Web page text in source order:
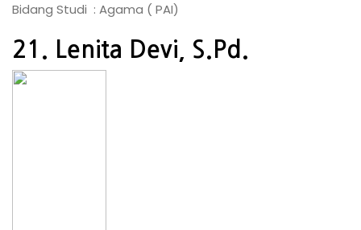
Bidang Studi : Agama ( PAI)
21. Lenita Devi, S.Pd.